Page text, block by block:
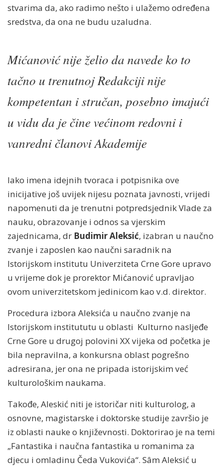
stvarima da, ako radimo nešto i ulažemo određena
sredstva, da ona ne budu uzaludna.
Mićanović nije želio da navede ko to
tačno u trenutnoj Redakciji nije
kompetentan i stručan, posebno imajući
u vidu da je čine većinom redovni i
vanredni članovi Akademije
Iako imena idejnih tvoraca i potpisnika ove
inicijative još uvijek nijesu poznata javnosti, vrijedi
napomenuti da je trenutni potpredsjednik Vlade za
nauku, obrazovanje i odnos sa vjerskim
zajednicama, dr Budimir Aleksić, izabran u naučno
zvanje i zaposlen kao naučni saradnik na
Istorijskom institutu Univerziteta Crne Gore upravo
u vrijeme dok je prorektor Mićanović upravljao
ovom univerzitetskom jedinicom kao v.d. direktor.
Procedura izbora Aleksića u naučno zvanje na
Istorijskom institututu u oblasti Kulturno nasljeđe
Crne Gore u drugoj polovini XX vijeka od početka je
bila nepravilna, a konkursna oblast pogrešno
adresirana, jer ona ne pripada istorijskim već
kulturološkim naukama.
Takođe, Aleskić niti je istoričar niti kulturolog, a
osnovne, magistarske i doktorske studije završio je
iz oblasti nauke o književnosti. Doktorirao je na temi
„Fantastika i naučna fantastika u romanima za
djecu i omladinu Čeda Vukovića“. Sâm Aleksić u